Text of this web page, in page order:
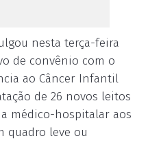
nesta terça-feira
de convênio com o
ao Câncer Infantil
de 26 novos leitos
médico-hospitalar aos
quadro leve ou